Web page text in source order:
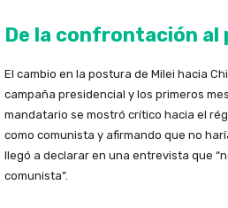
De la confrontación al
El cambio en la postura de Milei hacia
campaña presidencial y los primeros
mandatario se mostró crítico hacia el
como comunista y afirmando que no
llegó a declarar en una entrevista que
comunista”.